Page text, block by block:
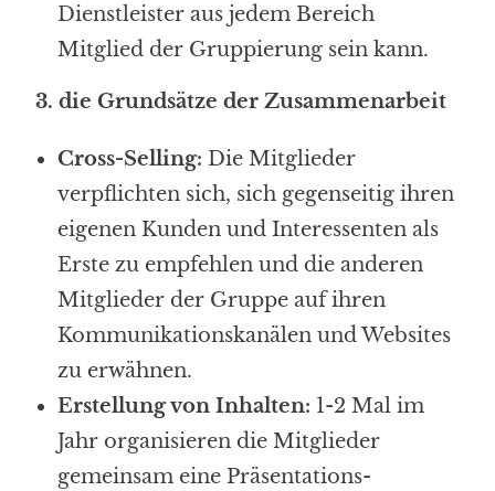
Dienstleister aus jedem Bereich
Mitglied der Gruppierung sein kann.
3. die Grundsätze der Zusammenarbeit
Cross-Selling: Die Mitglieder
verpflichten sich, sich gegenseitig ihren
eigenen Kunden und Interessenten als
Erste zu empfehlen und die anderen
Mitglieder der Gruppe auf ihren
Kommunikationskanälen und Websites
zu erwähnen.
Erstellung von Inhalten: 1-2 Mal im
Jahr organisieren die Mitglieder
gemeinsam eine Präsentations-